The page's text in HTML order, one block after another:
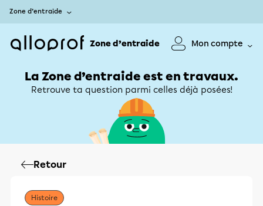
Zone d’entraide
Zone d’entraide Mon compte
La Zone d’entraide est en travaux.
Retrouve ta question parmi celles déjà posées!
Retour
Histoire